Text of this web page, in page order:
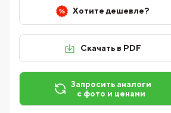
Хотите дешевле?
Скачать в PDF
Запросить аналоги
с фото и ценами